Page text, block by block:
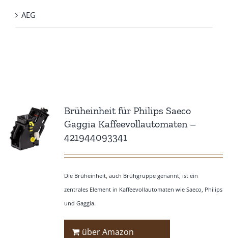
Brüheinheit für Philips Saeco
Gaggia Kaffeevollautomaten –
421944093341
Die Brüheinheit, auch Brühgruppe genannt, ist ein
zentrales Element in Kaffeevollautomaten wie Saeco, Philips
und Gaggia.
über Amazon
AEG